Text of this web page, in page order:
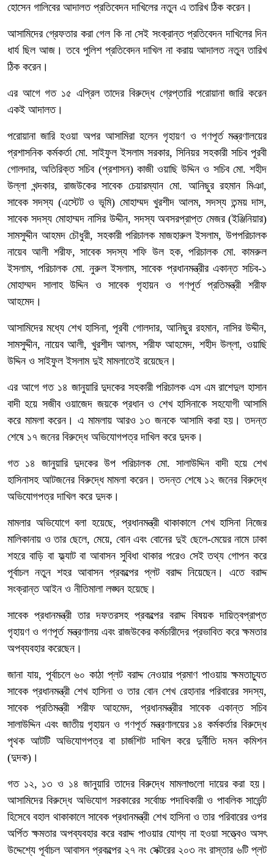
হোসেন গালিবের আদালত প্রতিবেদন দাখিলের নতুন এ তারিখ ঠিক করেন।
আসামিদের গ্রেফতার করা গেল কি না সেই সংক্রান্ত প্রতিবেদন দাখিলের দিন
ধার্য ছিল আজ। তবে পুলিশ প্রতিবেদন দাখিল না করায় আদালত নতুন তারিখ
ঠিক করেন।
এর আগে গত ১৫ এপ্রিল তাদের বিরুদ্ধে গ্রেপ্তারি পরোয়ানা জারি করেন
একই আদালত।
পরোয়ানা জারি হওয়া অপর আসামিরা হলেন গৃহায়ণ ও গণপূর্ত মন্ত্রণালয়ের
প্রশাসনিক কর্মকর্তা মো. সাইফুল ইসলাম সরকার, সিনিয়র সহকারী সচিব পূরবী
গোলদার, অতিরিক্ত সচিব (প্রশাসন) কাজী ওয়াছি উদ্দিন ও সচিব মো. শহীদ
উল্লা খন্দকার, রাজউকের সাবেক চেয়ারম্যান মো. আনিছুর রহমান মিঞা,
সাবেক সদস্য (এস্টেট ও ভূমি) মোহাম্মদ খুরশীদ আলম, সদস্য তন্ময় দাস,
সাবেক সদস্য মোহাম্মদ নাসির উদ্দীন, সদস্য অবসরপ্রাপ্ত মেজর (ইঞ্জিনিয়ার)
সামসুদ্দীন আহমদ চৌধুরী, সহকারী পরিচালক মাজহারুল ইসলাম, উপপরিচালক
নায়েব আলী শরীফ, সাবেক সদস্য শফি উল হক, পরিচালক মো. কামরুল
ইসলাম, পরিচালক মো. নুরুল ইসলাম, সাবেক প্রধানমন্ত্রীর একান্ত সচিব-১
মোহাম্মদ সালাহ উদ্দিন ও সাবেক গৃহায়ন ও গণপূর্ত প্রতিমন্ত্রী শরীফ
আহমেদ।
আসামিদের মধ্যে শেখ হাসিনা, পূরবী গোলদার, আনিছুর রহমান, নাসির উদ্দীন,
সামসুদ্দীন, নায়েব আলী, খুরশীদ আলম, শরীফ আহমেদ, শহীদ উল্লা, ওয়াছি
উদ্দিন ও সাইফুল ইসলাম দুই মামলাতেই রয়েছেন।
এর আগে গত ১৪ জানুয়ারি দুদকের সহকারী পরিচালক এস এম রাশেদুল হাসান
বাদী হয়ে সজীব ওয়াজেদ জয়কে প্রধান ও শেখ হাসিনাকে সহযোগী আসামি
করে মামলা করেন। এ মামলায় আরও ১৩ জনকে আসামি করা হয়। তদন্ত
শেষে ১৭ জনের বিরুদ্ধে অভিযোগপত্র দাখিল করে দুদক।
গত ১৪ জানুয়ারি দুদকের উপ পরিচালক মো. সালাউদ্দিন বাদী হয়ে শেখ
হাসিনাসহ আটজনের বিরুদ্ধে মামলা করেন। তদন্ত শেষে ১২ জনের বিরুদ্ধে
অভিযোগপত্র দাখিল করে দুদক।
মামলার অভিযোগে বলা হয়েছে, প্রধানমন্ত্রী থাকাকালে শেখ হাসিনা নিজের
মালিকানায় ও তার ছেলে, মেয়ে, বোন এবং বোনের দুই ছেলে-মেয়ের নামে ঢাকা
শহরে বাড়ি বা ফ্ল্যাট বা আবাসন সুবিধা থাকার পরেও সেই তথ্য গোপন করে
পূর্বাচল নতুন শহর আবাসন প্রকল্পের প্লট বরাদ্দ নিয়েছেন। এতে বরাদ্দ
সংক্রান্ত আইন ও নীতিমালা লঙ্ঘন হয়েছে।
সাবেক প্রধানমন্ত্রী তার দফতরসহ প্রকল্পের বরাদ্দ বিষয়ক দায়িত্বপ্রাপ্ত
গৃহায়ণ ও গণপূর্ত মন্ত্রণালয় এবং রাজউকের কর্মচারীদের প্রভাবিত করে ক্ষমতার
অপব্যবহার করেছেন।
জানা যায়, পূর্বাচলে ৬০ কাঠা প্লট বরাদ্দ নেওয়ার প্রমাণ পাওয়ায় ক্ষমতাচ্যুত
সাবেক প্রধানমন্ত্রী শেখ হাসিনা ও তার বোন শেখ রেহানার পরিবারের সদস্য,
সাবেক প্রতিমন্ত্রী শরীফ আহমেদ, প্রধানমন্ত্রীর সাবেক একান্ত সচিব
সালাউদ্দিন এবং জাতীয় গৃহায়ন ও গণপূর্ত মন্ত্রণালয়ের ১৪ কর্মকর্তার বিরুদ্ধে
পৃথক আটটি অভিযোগপত্র বা চার্জশিট দাখিল করে দুর্নীতি দমন কমিশন
(দুদক)।
গত ১২, ১৩ ও ১৪ জানুয়ারি তাদের বিরুদ্ধে মামলাগুলো দায়ের করা হয়।
আসামিদের বিরুদ্ধে অভিযোগ সরকারের সর্বোচ্চ পদাধিকারী ও পাবলিক সার্ভেন্ট
হিসেবে বহাল থাকাকালে সাবেক প্রধানমন্ত্রী শেখ হাসিনা ও তার পরিবারের ওপর
অর্পিত ক্ষমতার অপব্যবহার করে বরাদ্দ পাওয়ার যোগ্য না হওয়া সত্ত্বেও অসৎ
উদ্দেশ্যে পূর্বাচল আবাসন প্রকল্পের ২৭ নং সেক্টরের ২০৩ নং রাস্তার ৬টি প্লট